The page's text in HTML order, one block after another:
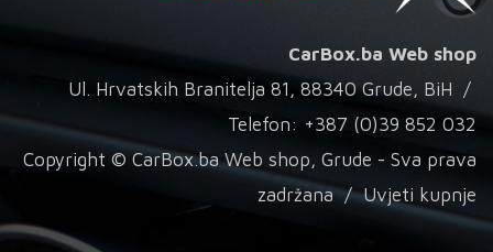
CarBox.ba Web shop
Ul. Hrvatskih Branitelja 81, 88340 Grude, BiH /
Telefon: +387 (0)39 852 032
Copyright © CarBox.ba Web shop, Grude - Sva prava
zadržana /Uvjeti kupnje